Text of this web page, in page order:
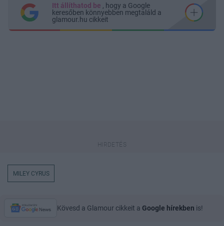
Itt állíthatod be , hogy a Google
keresőben könnyebben megtaláld a
glamour.hu cikkeit
MILEY CYRUS
Kövesd a Glamour cikkeit a Google hírekben is!